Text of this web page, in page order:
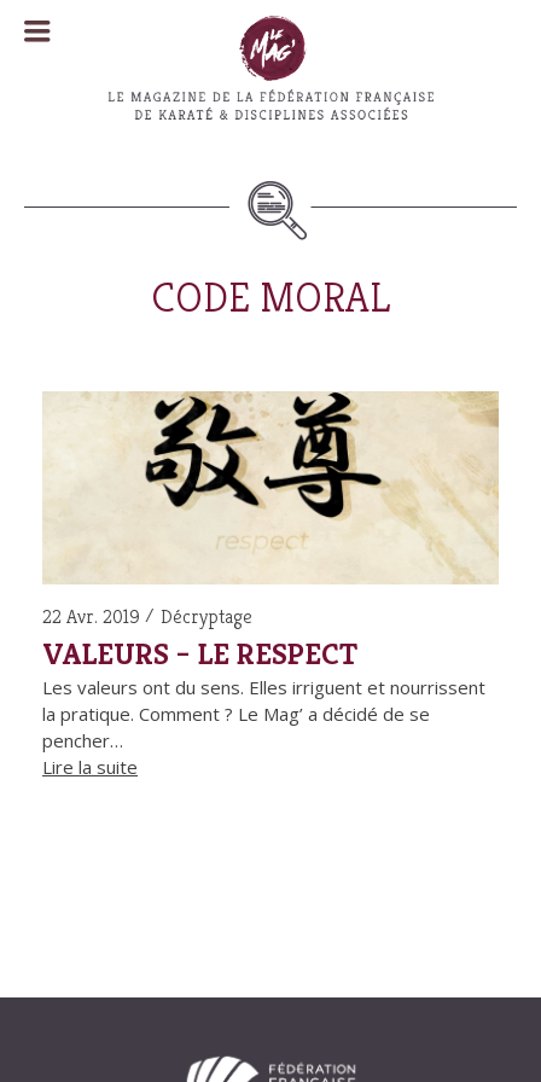
CODE MORAL
22 Avr. 2019 Décryptage
VALEURS – LE RESPECT
Les valeurs ont du sens. Elles irriguent et nourrissent
la pratique. Comment ? Le Mag’ a décidé de se
pencher…
Lire la suite